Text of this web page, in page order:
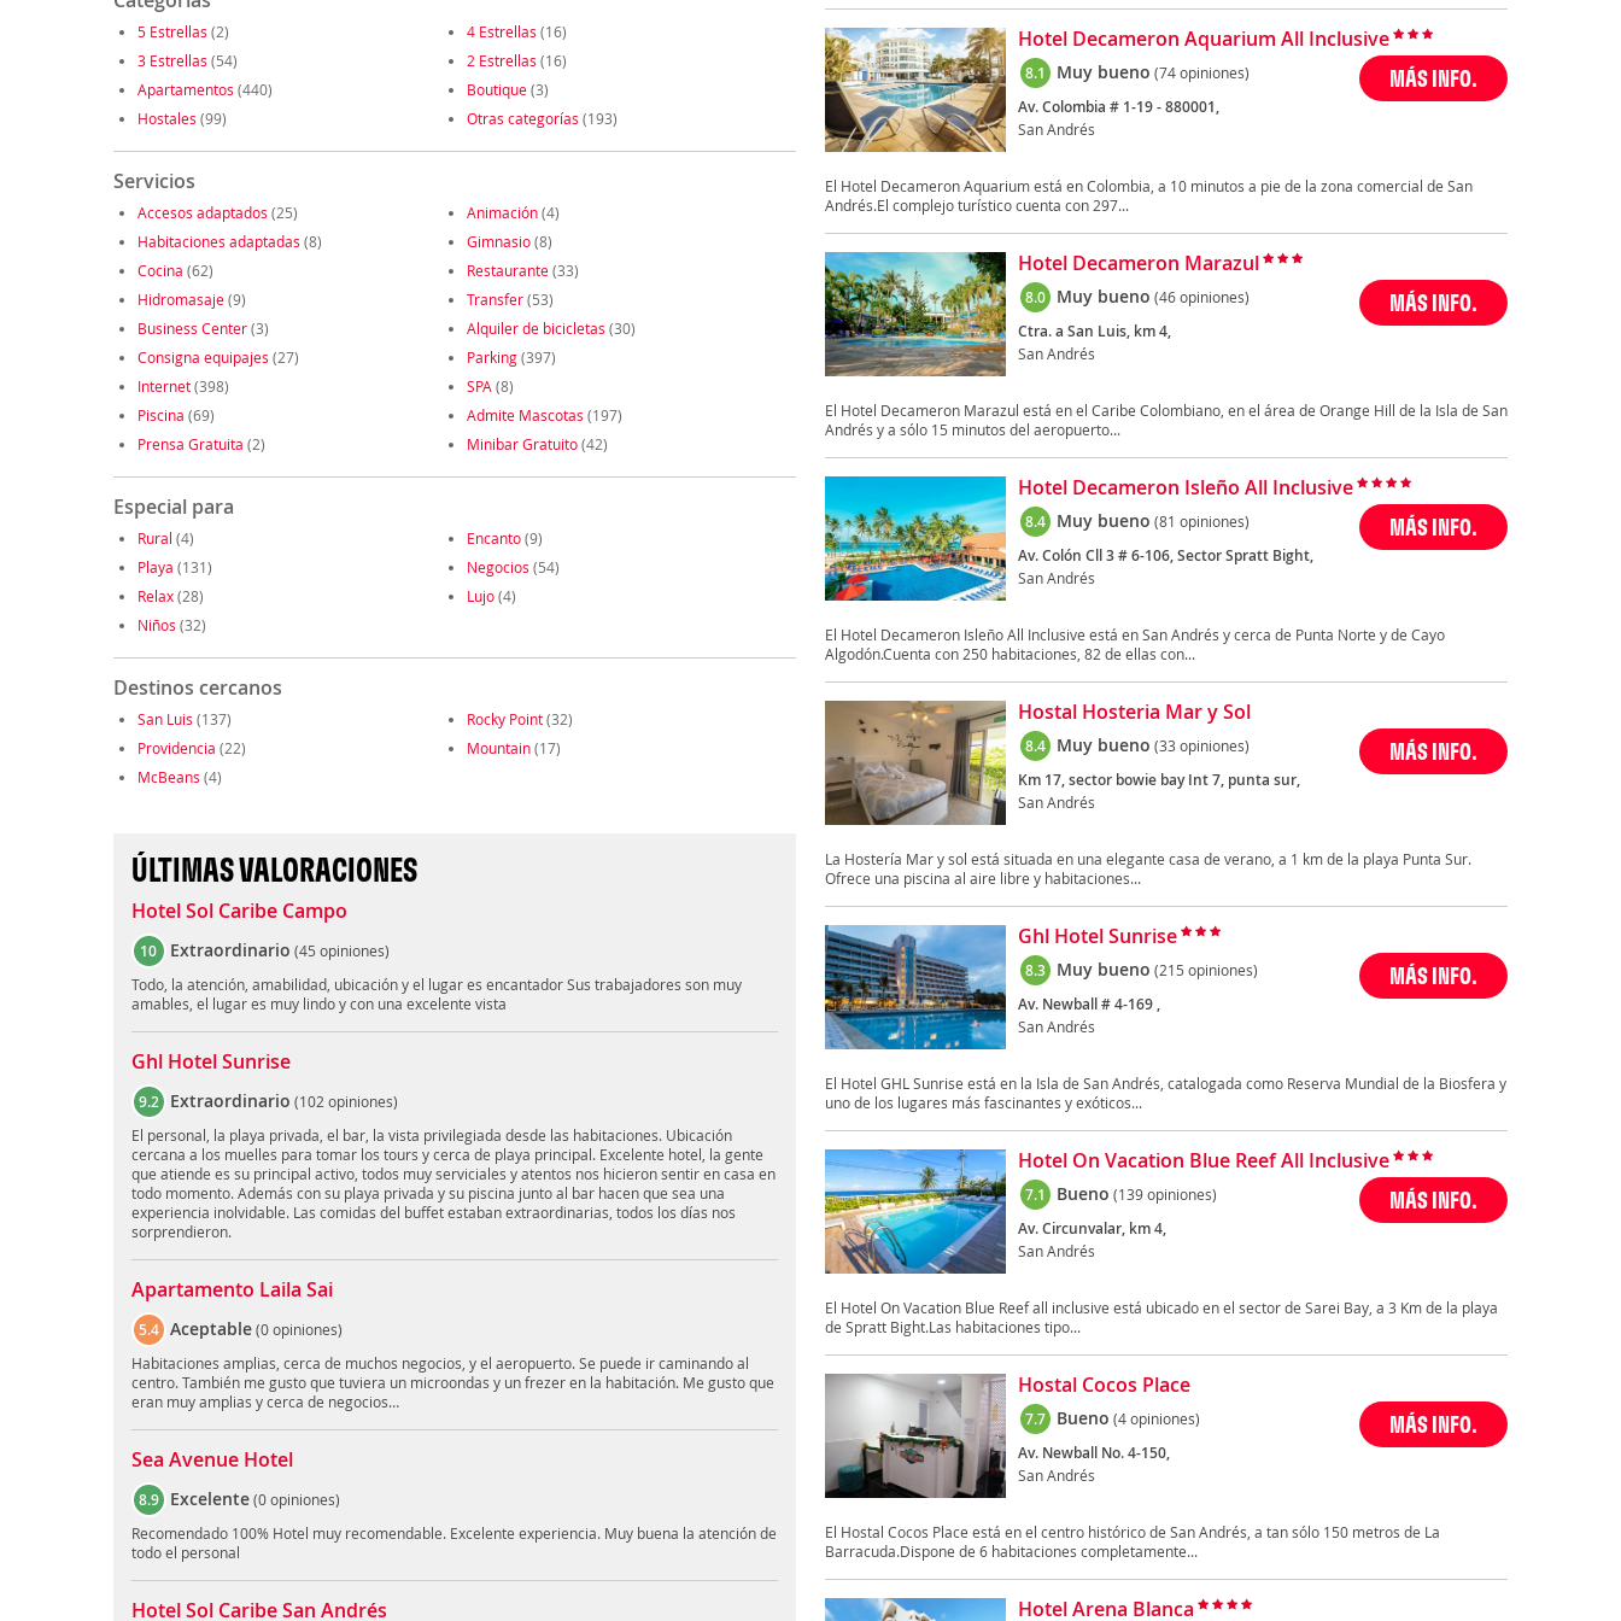
5 Estrellas (2) 4 Estrellas (16)
3 Estrellas (54) 2 Estrellas (16)
Apartamentos (440) Boutique(3)
Hostales (99) Otras categorías (193)
Servicios
Accesos adaptados (25) Animación(4)
Habitaciones adaptadas (8) Gimnasio(8)
Cocina (62) Restaurante(33)
Hidromasaje(9) Transfer(53)
Business Center(3) Alquiler de bicicletas (30)
Consigna equipajes (27) Parking(397)
Internet(398) SPA (8)
Piscina (69) Admite Mascotas (197)
Prensa Gratuita (2) Minibar Gratuito(42)
Especial para
Rural (4) Encanto(9)
Playa (131) Negocios (54)
Relax(28) Lujo(4)
Niños (32)
Destinos cercanos
San Luis (137) Rocky Point(32)
Providencia (22) Mountain(17)
McBeans (4)
ÚLTIMAS VALORACIONES
Hotel Sol Caribe Campo
10 Extraordinario (45 opiniones)
Todo, la atención, amabilidad, ubicación y el lugar es encantador Sus trabajadores son muy
amables, el lugar es muy lindo y con una excelente vista
Ghl Hotel Sunrise
9.2 Extraordinario (102 opiniones)
El personal, la playa privada, el bar, la vista privilegiada desde las habitaciones. Ubicación
cercana a los muelles para tomar los tours y cerca de playa principal. Excelente hotel, la gente
que atiende es su principal activo, todos muy serviciales y atentos nos hicieron sentir en casa en
todo momento. Además con su playa privada y su piscina junto al bar hacen que sea una
experiencia inolvidable. Las comidas del buffet estaban extraordinarias, todos los días nos
sorprendieron.
Apartamento Laila Sai
5.4 Aceptable(0 opiniones)
Habitaciones amplias, cerca de muchos negocios, y el aeropuerto. Se puede ir caminando al
centro. También me gusto que tuviera un microondas y un frezer en la habitación. Me gusto que
eran muy amplias y cerca de negocios…
Sea Avenue Hotel
8.9 Excelente(0 opiniones)
Recomendado 100% Hotel muy recomendable. Excelente experiencia. Muy buena la atención de
todo el personal
Hotel Sol Caribe San Andrés
Hotel Decameron Aquarium All Inclusive
8.1 Muy bueno (74 opiniones)
Av. Colombia # 1-19 - 880001,
San Andrés
MÁS INFO.
El Hotel Decameron Aquarium está en Colombia, a 10 minutos a pie de la zona comercial de San
Andrés.El complejo turístico cuenta con 297...
Hotel Decameron Marazul
8.0 Muy bueno (46 opiniones)
Ctra. a San Luis, km 4,
San Andrés
MÁS INFO.
El Hotel Decameron Marazul está en el Caribe Colombiano, en el área de Orange Hill de la Isla de San
Andrés y a sólo 15 minutos del aeropuerto...
Hotel Decameron Isleño All Inclusive
8.4 Muy bueno (81 opiniones)
Av. Colón Cll 3 # 6-106, Sector Spratt Bight,
San Andrés
MÁS INFO.
El Hotel Decameron Isleño All Inclusive está en San Andrés y cerca de Punta Norte y de Cayo
Algodón.Cuenta con 250 habitaciones, 82 de ellas con...
Hostal Hosteria Mar y Sol
8.4 Muy bueno (33 opiniones)
Km 17, sector bowie bay Int 7, punta sur,
San Andrés
MÁS INFO.
La Hostería Mar y sol está situada en una elegante casa de verano, a 1 km de la playa Punta Sur.
Ofrece una piscina al aire libre y habitaciones...
Ghl Hotel Sunrise
8.3 Muy bueno (215 opiniones)
Av. Newball # 4-169 ,
San Andrés
MÁS INFO.
El Hotel GHL Sunrise está en la Isla de San Andrés, catalogada como Reserva Mundial de la Biosfera y
uno de los lugares más fascinantes y exóticos...
Hotel On Vacation Blue Reef All Inclusive
7.1 Bueno (139 opiniones)
Av. Circunvalar, km 4,
San Andrés
MÁS INFO.
El Hotel On Vacation Blue Reef all inclusive está ubicado en el sector de Sarei Bay, a 3 Km de la playa
de Spratt Bight.Las habitaciones tipo...
Hostal Cocos Place
7.7 Bueno (4 opiniones)
Av. Newball No. 4-150,
San Andrés
MÁS INFO.
El Hostal Cocos Place está en el centro histórico de San Andrés, a tan sólo 150 metros de La
Barracuda.Dispone de 6 habitaciones completamente...
Hotel Arena Blanca